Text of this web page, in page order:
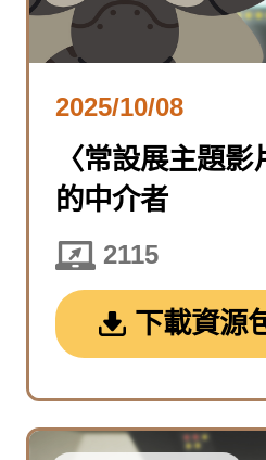
2025/10/08
〈常設展主題
的中介者
2115
下載資源